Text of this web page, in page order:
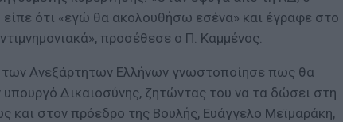
είπε ότι «εγώ θα ακολουθήσω εσένα» και έγραφε στο
προσέθεσε ο Π. Καμμένος.
Ανεξάρτητων Ελλήνων γνωστοποίησε πως θα
υπουργό Δικαιοσύνης, ζητώντας του να τα δώσει στη
και στον πρόεδρο της Βουλής, Ευάγγελο Μεϊμαράκη,